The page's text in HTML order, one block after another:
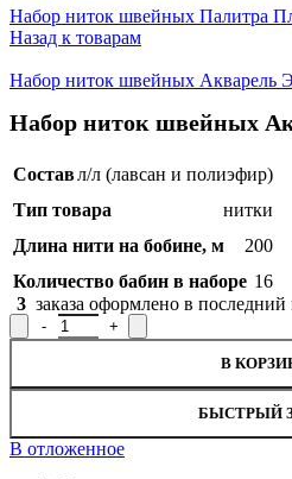
Набор ниток швейных Палитра
Назад к товарам
Набор ниток швейных Акварель
Набор ниток швейных
Составл/л (лавсан и полиэфир)
Тип товара
нитки
Длина нити на бобине, м
200
Количество бабин в наборе 16
3 заказа оформлено в последний
Количество товара Набор
В
БЫСТРЫЙ
В отложенное